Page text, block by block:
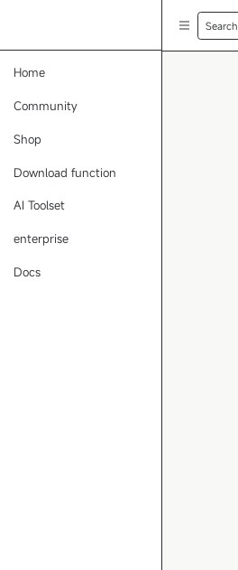
Home
Community
Shop
Download function
AI Toolset
enterprise
Docs
Search